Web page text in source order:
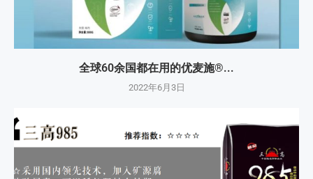
全球60余国都在用的优麦施®...
2022年6月3日